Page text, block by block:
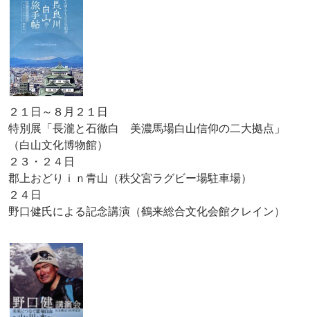
２１日～８月２１日
特別展「長瀧と石徹白 美濃馬場白山信仰の二大拠点」
（白山文化博物館）
２３・２４日
郡上おどりｉｎ青山（秩父宮ラグビー場駐車場）
２４日
野口健氏による記念講演（鶴来総合文化会館クレイン）